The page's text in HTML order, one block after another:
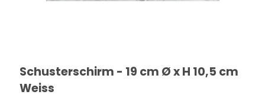
Schusterschirm - 19 cm Ø x H 10,5 cm
Weiss